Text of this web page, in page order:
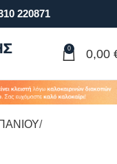
220871
0 0,00